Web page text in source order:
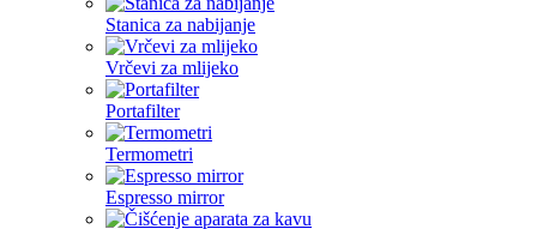
Stanica za nabijanje
Vrčevi za mlijeko
Portafilter
Termometri
Espresso mirror